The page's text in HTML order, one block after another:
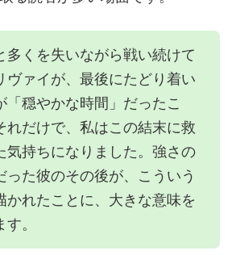
多くを失いながら戦い続けて
ヴァイが、最後にたどり着い
「穏やかな時間」だったこ
れだけで、私はこの結末に救
気持ちになりました。強さの
った彼のその後が、こういう
かれたことに、大きな意味を
。